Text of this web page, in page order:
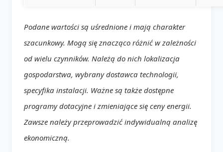
Podane wartości są uśrednione i mają charakter
szacunkowy. Mogą się znacząco różnić w zależności
od wielu czynników. Należą do nich lokalizacja
gospodarstwa, wybrany dostawca technologii,
specyfika instalacji. Ważne są także dostępne
programy dotacyjne i zmieniające się ceny energii.
Zawsze należy przeprowadzić indywidualną analizę
ekonomiczną.